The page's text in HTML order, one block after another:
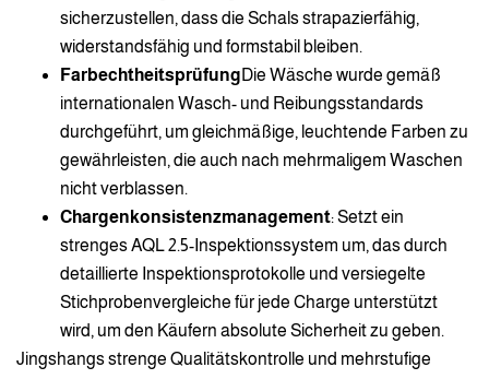
sicherzustellen, dass die Schals strapazierfähig,
widerstandsfähig und formstabil bleiben.
FarbechtheitsprüfungDie Wäsche wurde gemäß
internationalen Wasch- und Reibungsstandards
durchgeführt, um gleichmäßige, leuchtende Farben zu
gewährleisten, die auch nach mehrmaligem Waschen
nicht verblassen.
Chargenkonsistenzmanagement: Setzt ein
strenges AQL 2.5-Inspektionssystem um, das durch
detaillierte Inspektionsprotokolle und versiegelte
Stichprobenvergleiche für jede Charge unterstützt
wird, um den Käufern absolute Sicherheit zu geben.
Jingshangs strenge Qualitätskontrolle und mehrstufige